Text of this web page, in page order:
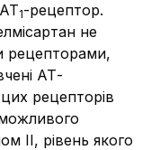
1-рецептор.
не
рецепторами,
АТ-
рецепторів
ІІ, рівень якого